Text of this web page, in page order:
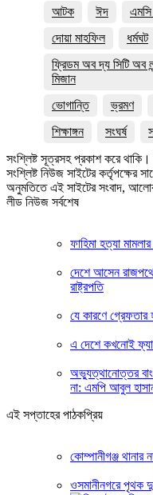
আটক ঈদ
দোয়া মাহফিল
ধর্মঘট
ফ্রিডম অব দ্য সিটি অব
মিজান
ভোগান্তি
ভ্রমণ
শিক্ষাঙ্গন
সংঘর্ষ
সংশ্লিষ্ট সূত্রসহ প্রকাশ করে
সংশ্লিষ্ট নিউজ সাইটের কর্তৃপক্ষের
অনুমতিতে এই সাইটের সংবাদ,
লীড নিউজ সর্বশেষ
ফাহিমা হত্যা
দেশে আসেন রাজপথে
রাষ্ট্রপতি
যে কারণে গ্রেফতার
এ দেশে কখনোই
অভ্যুত্থানোত্তর
না: এমপি আবুল
এই সপ্তাহের পাঠকপ্রিয়
কোম্পানীগঞ্জ
ওসমানীনগরে পৃথক